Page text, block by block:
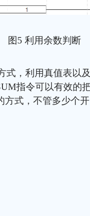
图5 利用余数判断
式，利用真值表以
指令可以有效的
方式，不管多少个